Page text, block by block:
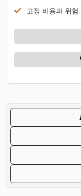
고정 비용과 위